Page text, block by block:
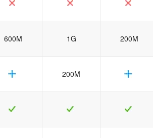
600M 1G 200M
200M